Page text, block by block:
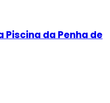
da Penha de